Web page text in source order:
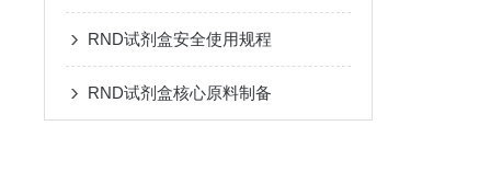
RND试剂盒安全使用规程
RND试剂盒核心原料制备